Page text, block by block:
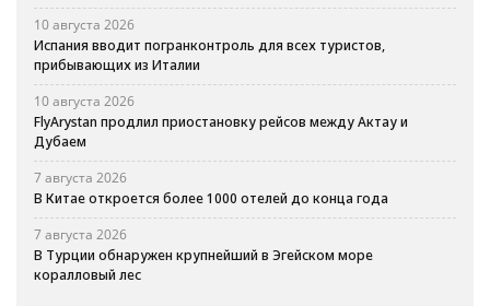
10 августа 2026
Испания вводит погранконтроль для всех туристов,
прибывающих из Италии
10 августа 2026
FlyArystan продлил приостановку рейсов между Актау и
Дубаем
7 августа 2026
В Китае откроется более 1000 отелей до конца года
7 августа 2026
В Турции обнаружен крупнейший в Эгейском море
коралловый лес